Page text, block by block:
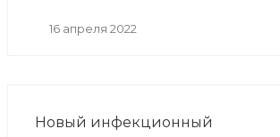
16 апреля 2022
Новый инфекционный